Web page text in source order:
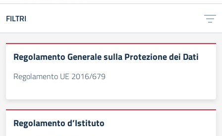
FILTRI
Regolamento Generale sulla Protezione dei Dati
Regolamento UE 2016/679
Regolamento d’Istituto